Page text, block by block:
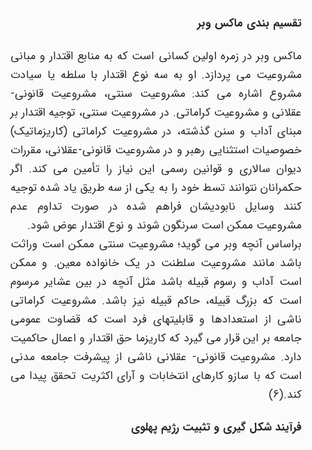
تقسیم بندی ماکس وبر
ماکس وبر در زمره اولین کسانی است که به منابع اقتدار و مبانی
مشروعیت می پردازد. او به سه نوع اقتدار با سلطه یا سیادت
مشروع اشاره می کند: مشروعیت سنتی، مشروعیت قانونی-
عقلانی و مشروعیت کراماتی. در مشروعیت سنتی، توجیه اقتدار بر
مبنای آداب و سنن گذشته، در مشروعیت کراماتی (کاریزماتیک)
خصوصیات استثنایی رهبر و در مشروعیت قانونی-عقلانی، مقررات
دیوان سالاری و قوانین رسمی این نیاز را تأمین می کند. اگر
حکمرانان نتوانند تسط خود را به یکی از سه طریق یاد شده توجیه
کنند وسایل نابودیشان فراهم شده در صورت تداوم عدم
مشروعیت ممکن است سرنگون شوند و نوع اقتدار عوض شود.
براساس آنچه وبر می گوید؛ مشروعیت سنتی ممکن است وراثت
باشد مانند مشروعیت سلطنت در یک خانواده معین. و ممکن
است آداب و رسوم قبیله باشد مثل آنچه در بین عشایر مرسوم
است که بزرگ قبیله، حاکم قبیله نیز باشد. مشروعیت کراماتی
ناشی از استعدادها و قابلیتهای فرد است که قضاوت عمومی
جامعه بر این قرار می گیرد که کاریزما حق اقتدار و اعمال حاکمیت
دارد. مشروعیت قانونی- عقلانی ناشی از پیشرفت جامعه مدنی
است که با سازو کارهای انتخابات و آرای اکثریت تحقق پیدا می
کند.(6)
فرآیند شکل گیری و تثبیت رژیم پهلوی